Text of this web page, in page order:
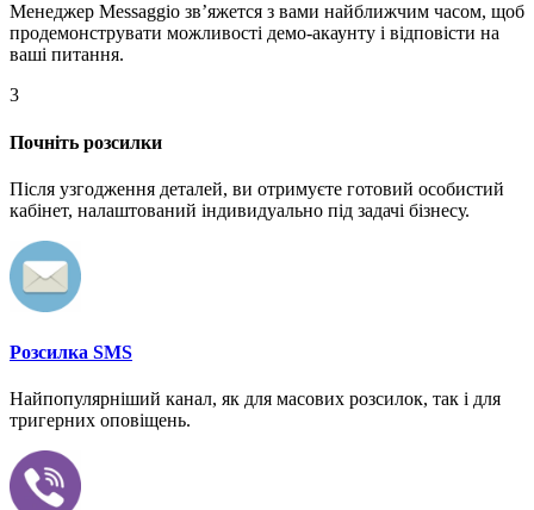
Менеджер Messaggio звʼяжется з вами найближчим часом, щоб
продемонструвати можливості демо-акаунту і відповісти на
ваші питання.
3
Почніть розсилки
Після узгодження деталей, ви отримуєте готовий особистий
кабінет, налаштований індивидуально під задачі бізнесу.
Розсилка SMS
Найпопулярніший канал, як для масових розсилок, так і для
тригерних оповіщень.